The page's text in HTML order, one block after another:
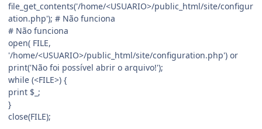
file_get_contents('/home/<USUARIO>/public_html/site/configur
ation.php'); # Não funciona
# Não funciona
open( FILE,
'/home/<USUARIO>/public_html/site/configuration.php') or
print('Não foi possível abrir o arquivo!');
while (<FILE>) {
print $_;
}
close(FILE);